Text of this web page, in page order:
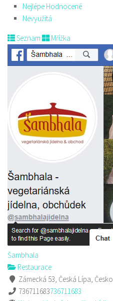
Nejlépe Hodnocené
Nevyužitá
Seznam Mřížka
Šambhala
Restaurace
Zámecká 53, Česká Lípa, Česko
736711683736711683